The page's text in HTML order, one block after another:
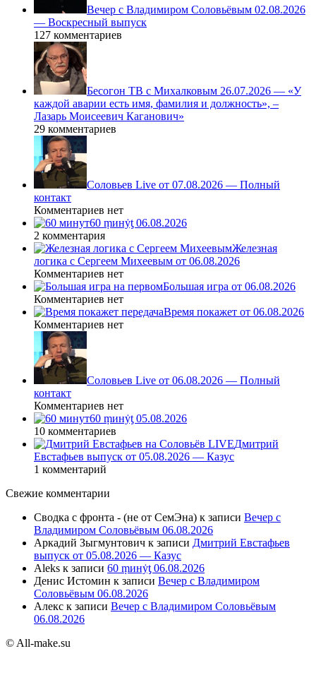
Вечер с Владимиром Соловьёвым 02.08.2026
— Воскресный выпуск
127 комментариев
Бесогон ТВ с Михалковым 26.07.2026 — «У
каждой аварии есть имя, фамилия и должность», –
Лазарь Моисеевич Каганович»
29 комментариев
Соловьев Live от 07.08.2026 — Полный
контакт
Комментариев нет
60 ṃинẏƫ 06.08.2026
2 комментария
Железная
логика с Сергеем Михеевым от 06.08.2026
Комментариев нет
Большая игра от 06.08.2026
Комментариев нет
Время покажет от 06.08.2026
Комментариев нет
Соловьев Live от 06.08.2026 — Полный
контакт
Комментариев нет
60 ṃинẏƫ 05.08.2026
10 комментариев
Дмитрий
Евстафьев выпуск от 05.08.2026 — Казус
1 комментарий
Свежие комментарии
Сводка с фронта - (не от СемЭна) к записи Вечер с
Владимиром Соловьёвым 06.08.2026
Аркадий Зыгмунтович к записи Дмитрий Евстафьев
выпуск от 05.08.2026 — Казус
Aleks к записи 60 ṃинẏƫ 06.08.2026
Денис Истомин к записи Вечер с Владимиром
Соловьёвым 06.08.2026
Алекс к записи Вечер с Владимиром Соловьёвым
06.08.2026
© All-make.su